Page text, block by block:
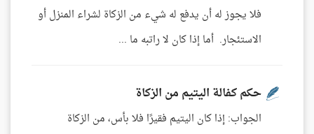
فلا يجوز له أن يدفع له شيء من الزكاة لشراء المنزل أو
الاستئجار. أما إذا كان لا راتبه ما ...
حكم كفالة اليتيم من الزكاة
الجواب: إذا كان اليتيم فقيرًا فلا بأس، من الزكاة